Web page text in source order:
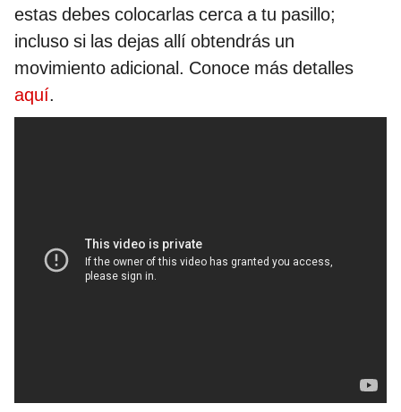
estas debes colocarlas cerca a tu pasillo;
incluso si las dejas allí obtendrás un
movimiento adicional. Conoce más detalles
aquí.